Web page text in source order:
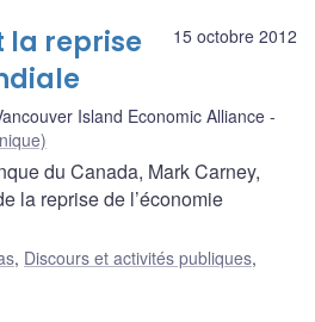
15 octobre 2012
la reprise
Island Economic Alliance
du Canada, Mark Carney,
la reprise de l’économie
, Discours et activités publiques,